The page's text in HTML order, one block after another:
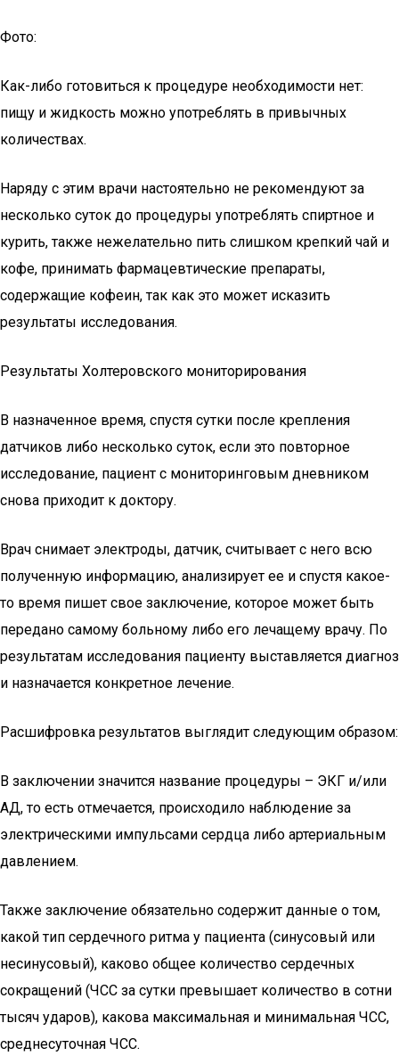
Фото:
Как-либо готовиться к процедуре необходимости нет:
пищу и жидкость можно употреблять в привычных
количествах.
Наряду с этим врачи настоятельно не рекомендуют за
несколько суток до процедуры употреблять спиртное и
курить, также нежелательно пить слишком крепкий чай и
кофе, принимать фармацевтические препараты,
содержащие кофеин, так как это может исказить
результаты исследования.
Результаты Холтеровского мониторирования
В назначенное время, спустя сутки после крепления
датчиков либо несколько суток, если это повторное
исследование, пациент с мониторинговым дневником
снова приходит к доктору.
Врач снимает электроды, датчик, считывает с него всю
полученную информацию, анализирует ее и спустя какое-
то время пишет свое заключение, которое может быть
передано самому больному либо его лечащему врачу. По
результатам исследования пациенту выставляется диагноз
и назначается конкретное лечение.
Расшифровка результатов выглядит следующим образом:
В заключении значится название процедуры – ЭКГ и/или
АД, то есть отмечается, происходило наблюдение за
электрическими импульсами сердца либо артериальным
давлением.
Также заключение обязательно содержит данные о том,
какой тип сердечного ритма у пациента (синусовый или
несинусовый), каково общее количество сердечных
сокращений (ЧСС за сутки превышает количество в сотни
тысяч ударов), какова максимальная и минимальная ЧСС,
среднесуточная ЧСС.